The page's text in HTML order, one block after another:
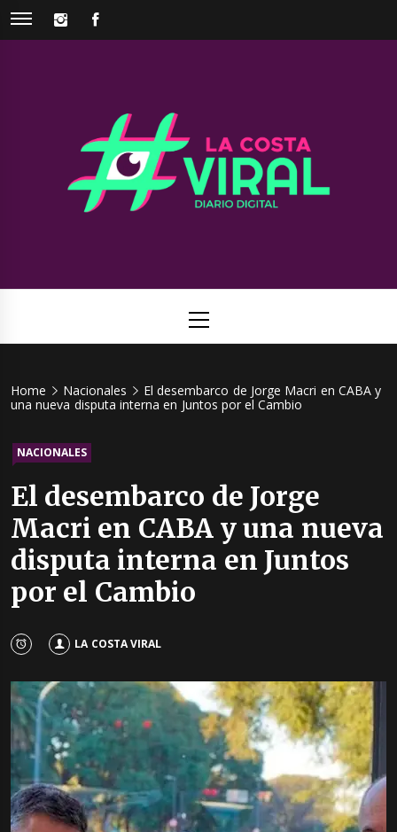
Skip
INSTAGRAM
Viral
Menu
Home Nacionales
El desembarco de Jorge Macri en CABA y
una nueva disputa interna en Juntos por el Cambio
NACIONALES
El desembarco de Jorge
Macri en CABA y una nueva
disputa interna en Juntos
por el Cambio
LA COSTA VIRAL